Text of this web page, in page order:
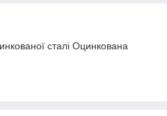
сталі Оцинкована